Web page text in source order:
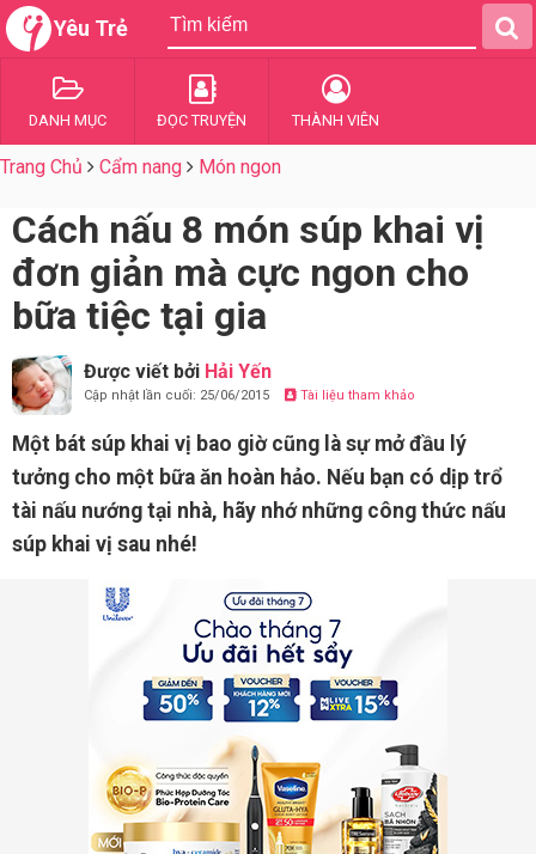
Yêu Trẻ
DANH MỤC ĐỌC TRUYỆN THÀNH VIÊN
Trang Chủ Cẩm nang Món ngon
Cách nấu 8 món súp khai vị
đơn giản mà cực ngon cho
bữa tiệc tại gia
Được viết bởi Hải Yến
Cập nhật lần cuối: 25/06/2015 Tài liệu tham khảo
Một bát súp khai vị bao giờ cũng là sự mở đầu lý
tưởng cho một bữa ăn hoàn hảo. Nếu bạn có dịp trổ
tài nấu nướng tại nhà, hãy nhớ những công thức nấu
súp khai vị sau nhé!